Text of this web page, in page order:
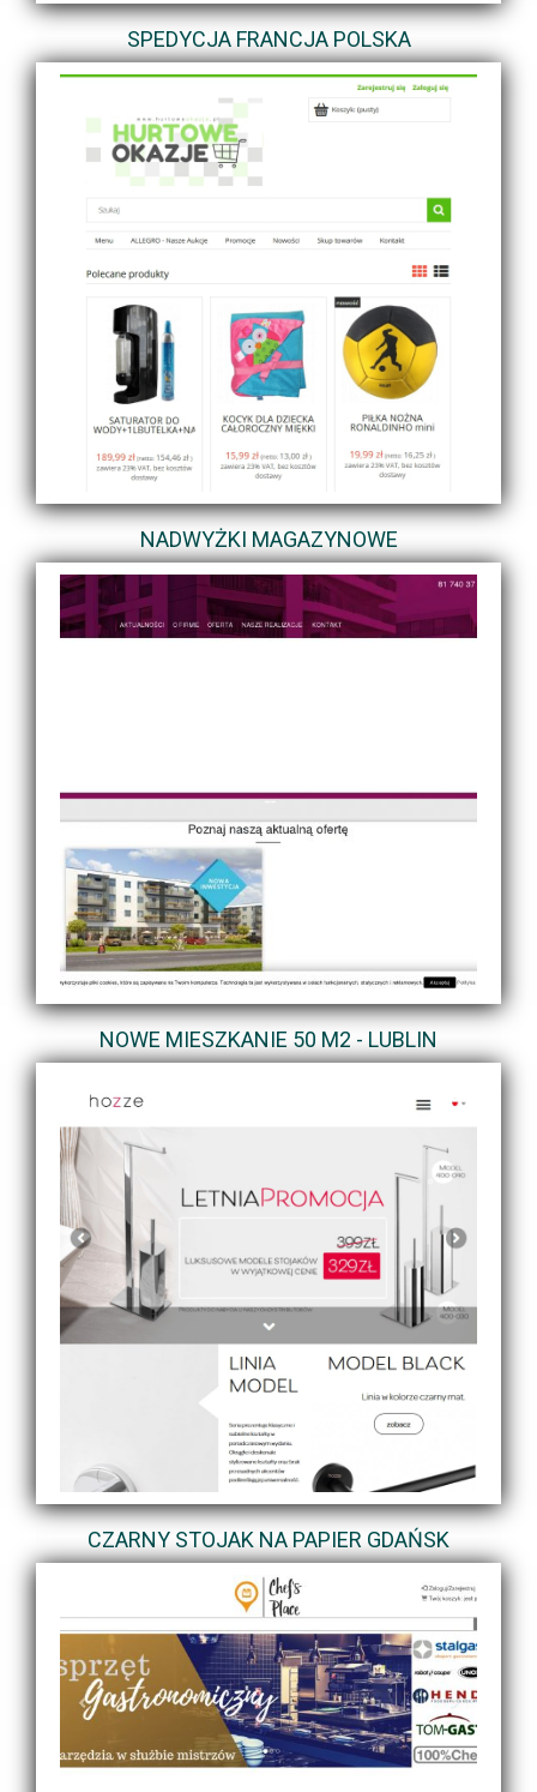
SPEDYCJA FRANCJA POLSKA
NADWYŻKI MAGAZYNOWE
NOWE MIESZKANIE 50 M2 - LUBLIN
CZARNY STOJAK NA PAPIER GDAŃSK